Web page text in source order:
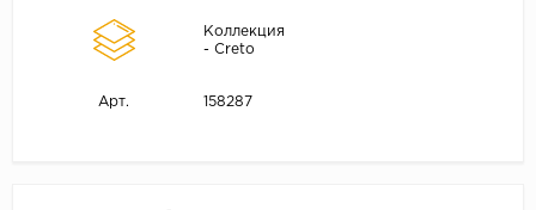
Коллекция
- Creto
Арт. 158287